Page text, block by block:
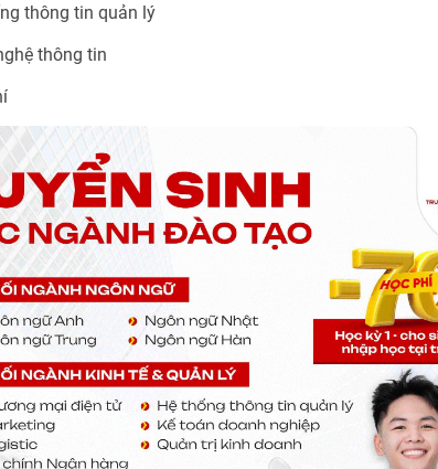
thông tin quản lý
thông tin